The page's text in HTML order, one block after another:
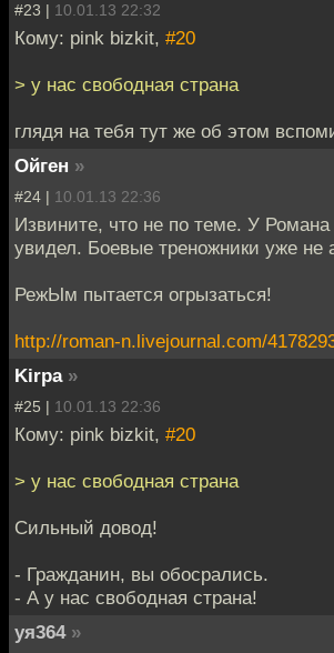
#23 | 10.01.13 22:32
Кому: pink bizkit, #20
> у нас свободная страна
глядя на тебя тут же об этом
Ойген »
#24 | 10.01.13 22:36
Извините, что не по теме. У
увидел. Боевые треножники уже не
РежЫм пытается огрызаться!
http://roman-n.livejournal.com/
Kirpa »
#25 | 10.01.13 22:36
Кому: pink bizkit, #20
> у нас свободная страна
Сильный довод!
- Гражданин, вы обосрались.
- А у нас свободная страна!
уя364 »